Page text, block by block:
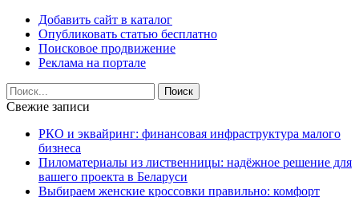
Добавить сайт в каталог
Опубликовать статью бесплатно
Поисковое продвижение
Реклама на портале
Свежие записи
РКО и эквайринг: финансовая инфраструктура малого
бизнеса
Пиломатериалы из лиственницы: надёжное решение для
вашего проекта в Беларуси
Выбираем женские кроссовки правильно: комфорт